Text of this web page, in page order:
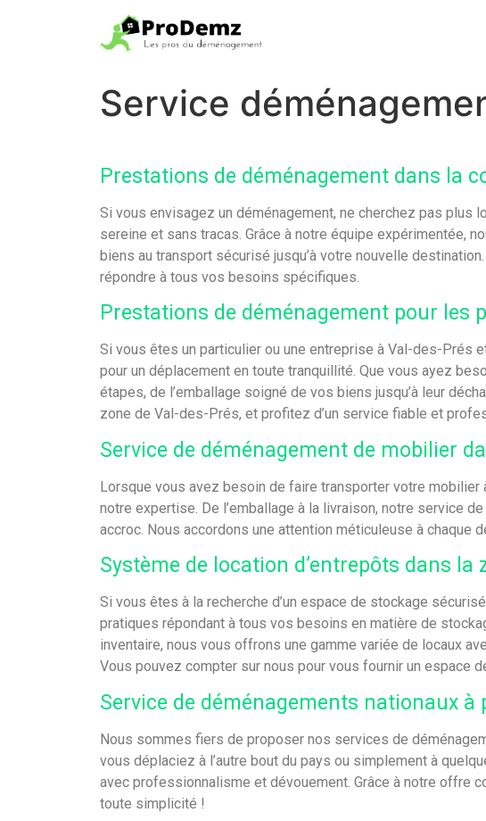
Service
Prestations de déménagement dans la
Si vous envisagez un déménagement, ne cherchez pas
sereine et sans tracas. Grâce à notre équipe expérimentée,
biens au transport sécurisé jusqu’à votre nouvelle
répondre à tous vos besoins spécifiques.
Prestations de déménagement pour les
Si vous êtes un particulier ou une entreprise à Val-des-Prés
pour un déplacement en toute tranquillité. Que vous ayez
étapes, de l’emballage soigné de vos biens jusqu’à leur
zone de Val-des-Prés, et profitez d’un service fiable et
Service de déménagement de mobilier
Lorsque vous avez besoin de faire transporter votre
notre expertise. De l’emballage à la livraison, notre service
accroc. Nous accordons une attention méticuleuse à chaque
Système de location d’entrepôts dans la
Si vous êtes à la recherche d’un espace de stockage
pratiques répondant à tous vos besoins en matière de
inventaire, nous vous offrons une gamme variée de locaux
Vous pouvez compter sur nous pour vous fournir un espace
Service de déménagements nationaux à
Nous sommes fiers de proposer nos services de
vous déplaciez à l’autre bout du pays ou simplement à
avec professionnalisme et dévouement. Grâce à notre offre
toute simplicité !